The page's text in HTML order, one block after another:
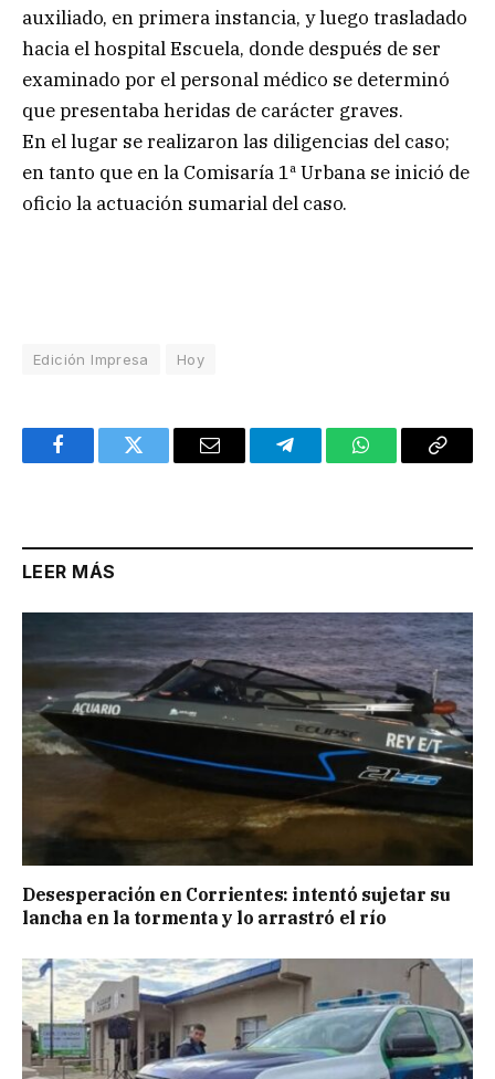
auxiliado, en primera instancia, y luego trasladado
hacia el hospital Escuela, donde después de ser
examinado por el personal médico se determinó
que presentaba heridas de carácter graves.
En el lugar se realizaron las diligencias del caso;
en tanto que en la Comisaría 1ª Urbana se inició de
oficio la actuación sumarial del caso.
Edición Impresa Hoy
FacebookTwitter Email TelegramWhatsAppCopy
LEER MÁS
Desesperación en Corrientes: intentó sujetar su
lancha en la tormenta y lo arrastró el río